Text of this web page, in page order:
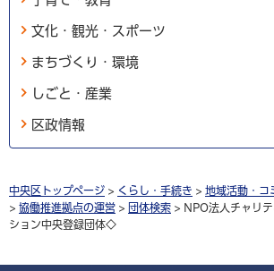
文化・観光・スポーツ
まちづくり・環境
しごと・産業
区政情報
中央区トップページ > くらし・手続き > 地域活動・コ
> 協働推進拠点の運営 > 団体検索 > NPO法人チャリ
ション中央登録団体◇